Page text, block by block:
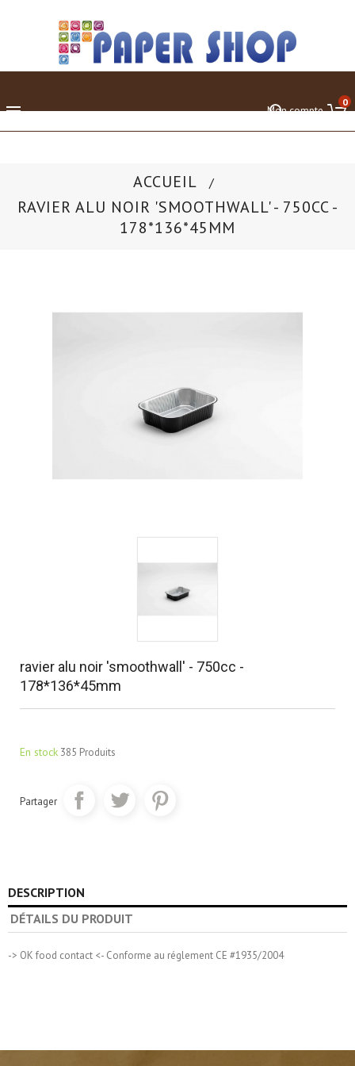
 0
Mon compte
ACCUEIL
RAVIER ALU NOIR 'SMOOTHWALL' - 750CC -
178*136*45MM
ravier alu noir 'smoothwall' - 750cc -
178*136*45mm
En stock 385 Produits
Partager
DESCRIPTION
DÉTAILS DU PRODUIT
-> OK food contact <- Conforme au réglement CE #1935/2004